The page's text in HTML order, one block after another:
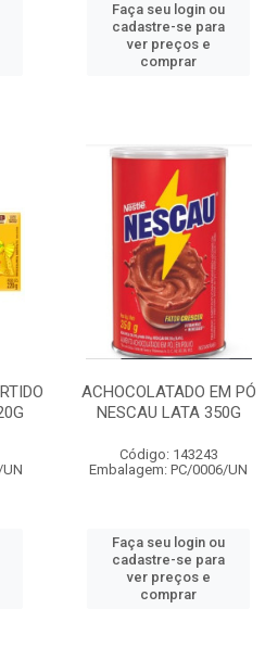
Faça seu login ou
cadastre-se para
ver preços e
comprar
ACHOCOLATADO EM PÓ
NESCAU LATA 350G
Código: 143243
Embalagem: PC/0006/UN
Faça seu login ou
cadastre-se para
ver preços e
comprar